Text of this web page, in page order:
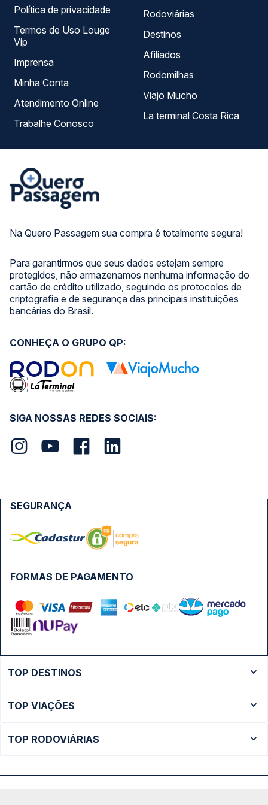
Na Quero Passagem sua compra é totalmente segura!
Para garantirmos que seus dados estejam sempre
protegidos, não armazenamos nenhuma informação do
cartão de crédito utilizado, seguindo os protocolos de
criptografia e de segurança das principais instituições
bancárias do Brasil.
Política de privacidade
Termos de Uso Louge
Vip
Imprensa
Minha Conta
Atendimento Online
Trabalhe Conosco
Rodoviárias
Destinos
Afiliados
Rodomilhas
Viajo Mucho
La terminal Costa Rica
SIGA NOSSAS REDES SOCIAIS:
CONHEÇA O GRUPO QP:
FORMAS DE PAGAMENTO
SEGURANÇA
TOP DESTINOS
Ônibus São Paulo
TOP VIAÇÕES
TOP RODOVIÁRIAS